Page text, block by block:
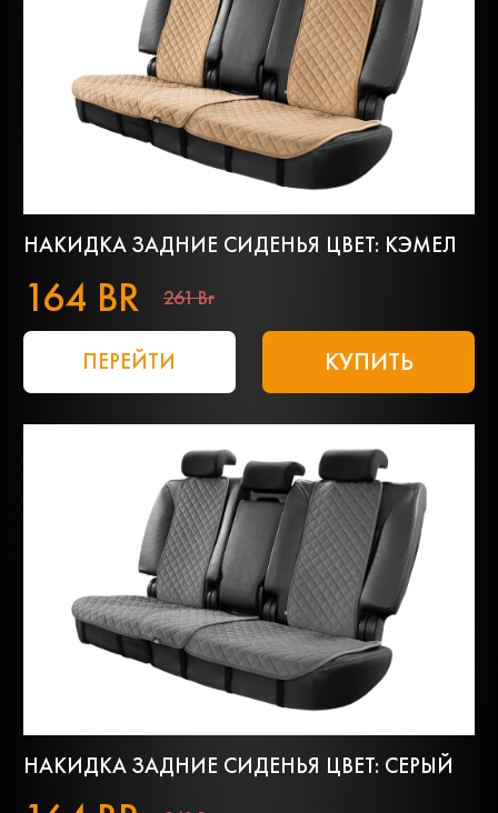
НАКИДКА ЗАДНИЕ СИДЕНЬЯ ЦВЕТ: КЭМЕЛ
164 BR 261 Br
ПЕРЕЙТИ КУПИТЬ
НАКИДКА ЗАДНИЕ СИДЕНЬЯ ЦВЕТ: СЕРЫЙ